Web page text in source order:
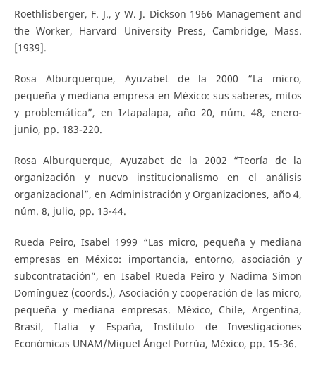
Roethlisberger, F. J., y W. J. Dickson 1966 Management and
the Worker, Harvard University Press, Cambridge, Mass.
[1939].
Rosa Alburquerque, Ayuzabet de la 2000 “La micro,
pequeña y mediana empresa en México: sus saberes, mitos
y problemática”, en Iztapalapa, año 20, núm. 48, enero-
junio, pp. 183-220.
Rosa Alburquerque, Ayuzabet de la 2002 “Teoría de la
organización y nuevo institucionalismo en el análisis
organizacional”, en Administración y Organizaciones, año 4,
núm. 8, julio, pp. 13-44.
Rueda Peiro, Isabel 1999 “Las micro, pequeña y mediana
empresas en México: importancia, entorno, asociación y
subcontratación”, en Isabel Rueda Peiro y Nadima Simon
Domínguez (coords.), Asociación y cooperación de las micro,
pequeña y mediana empresas. México, Chile, Argentina,
Brasil, Italia y España, Instituto de Investigaciones
Económicas UNAM/Miguel Ángel Porrúa, México, pp. 15-36.